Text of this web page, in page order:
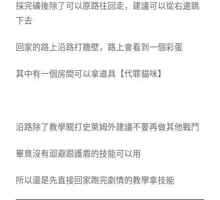
採完礦後除了可以原路往回走，建議可以從右邊跳
下去
回家的路上沿路打牆壁，路上會看到一個彩蛋
其中有一個房間可以拿道具【代罪貓咪】
沿路除了教學關打史萊姆外建議不要再做其他戰鬥
畢竟沒有迴避跟護盾的技能可以用
所以還是先直接回家跑完劇情的教學拿技能